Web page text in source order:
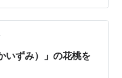
に一番近い』ような印
、島根県邑智郡邑南町
う…
いずみ）」の花桃を